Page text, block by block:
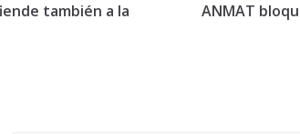
también a la
ANMAT